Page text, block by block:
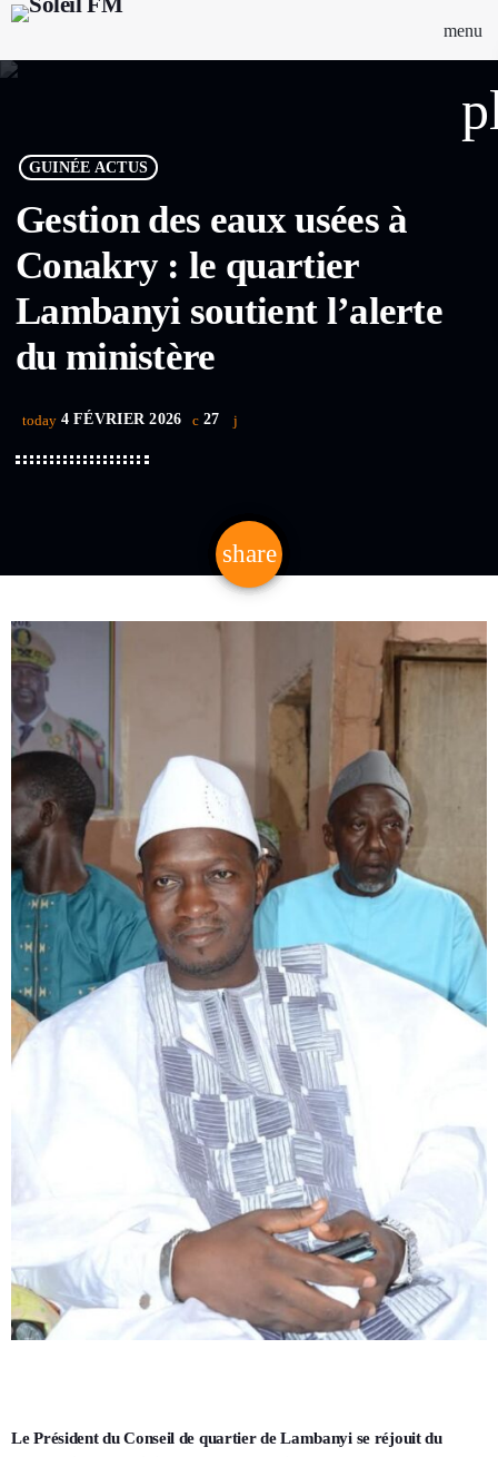
menu
GUINÉE ACTUS
Gestion des eaux usées à
Conakry : le quartier
Lambanyi soutient l’alerte
du ministère
today 4 FÉVRIER 2026 27
share
email
Le Président du Conseil de quartier de Lambanyi se réjouit du